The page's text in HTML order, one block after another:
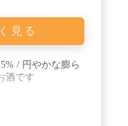
見る
/ 円やかな膨ら
酒です